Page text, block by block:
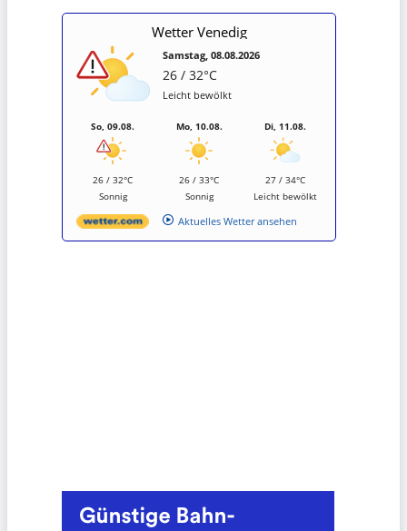
Wetter Venedig
Samstag, 08.08.2026
26 / 32°C
Leicht bewölkt
So, 09.08.
26 / 32°C
Sonnig
Mo, 10.08.
26 / 33°C
Sonnig
Di, 11.08.
27 / 34°C
Leicht bewölkt
Aktuelles Wetter ansehen